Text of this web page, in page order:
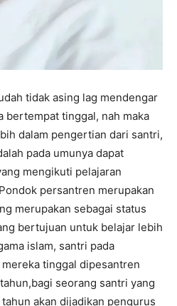
tidak asing lag mendengar
bertempat tinggal, nah maka
dalam pengertian dari santri,
pada umunya dapat
mengikuti pelajaran
persantren merupakan
merupakan sebagai status
bertujuan untuk belajar lebih
islam, santri pada
tinggal dipesantren
seorang santri yang
akan dijadikan pengurus